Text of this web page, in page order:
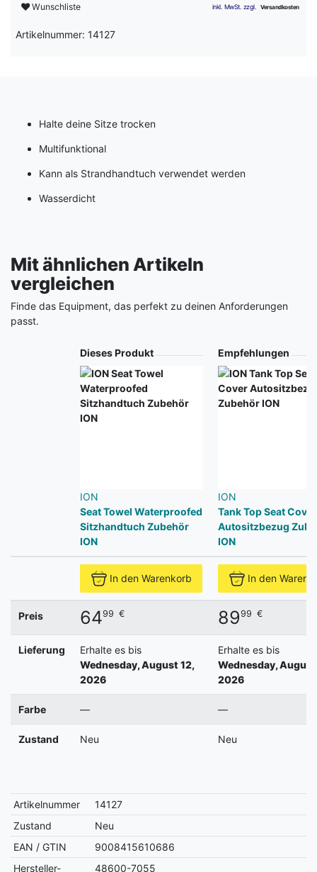
Wunschliste
Artikelnummer: 14127
Halte deine Sitze trocken
Multifunktional
Kann als Strandhandtuch verwendet werden
Wasserdicht
Mit ähnlichen Artikeln
vergleichen
Finde das Equipment, das perfekt zu deinen Anforderungen
passt.
Dieses Produkt
ION
Seat Towel Waterproofed
Sitzhandtuch Zubehör
ION
Empfehlungen
ION
Tank Top Seat Cover
Autositzbezug
ION
In den Warenkorb In den
Preis 6499 € 8999 €
Lieferung
Erhalte es bis
Wednesday, August 12,
2026
Erhalte es bis
Wednesday, August
2026
Farbe — —
Zustand Neu Neu
Artikelnummer
14127
Zustand
Neu
EAN / GTIN
9008415610686
Hersteller-
48600-7055